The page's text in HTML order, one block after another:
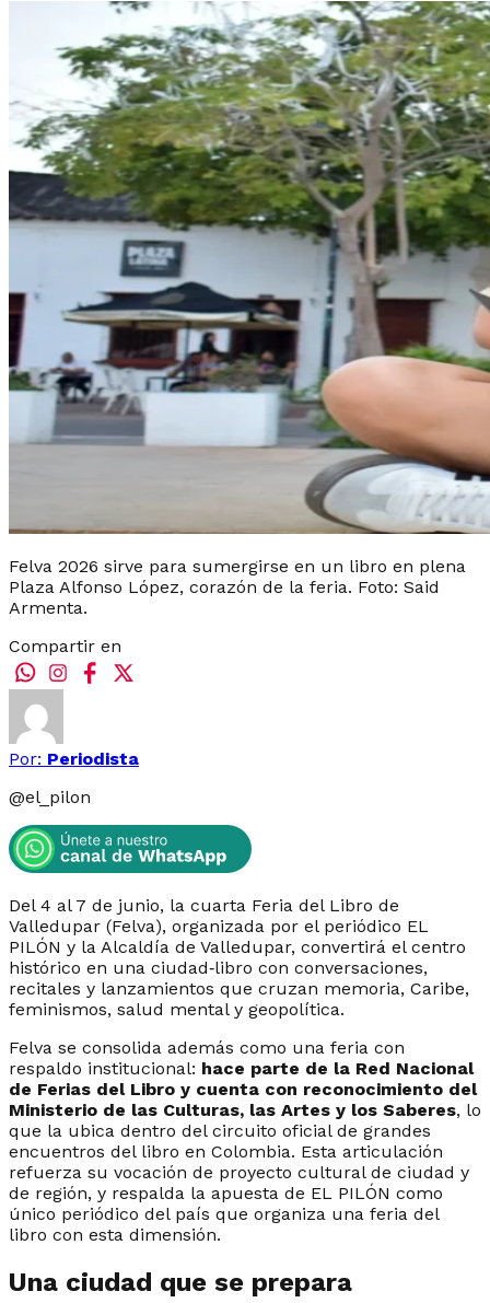
Felva 2026 sirve para sumergirse en un libro en plena
Plaza Alfonso López, corazón de la feria. Foto: Said
Armenta.
Compartir en
Por: Periodista
@el_pilon
Del 4 al 7 de junio, la cuarta Feria del Libro de
Valledupar (Felva), organizada por el periódico EL
PILÓN y la Alcaldía de Valledupar, convertirá el centro
histórico en una ciudad‑libro con conversaciones,
recitales y lanzamientos que cruzan memoria, Caribe,
feminismos, salud mental y geopolítica.
Felva se consolida además como una feria con
respaldo institucional: hace parte de la Red Nacional
de Ferias del Libro y cuenta con reconocimiento del
Ministerio de las Culturas, las Artes y los Saberes, lo
que la ubica dentro del circuito oficial de grandes
encuentros del libro en Colombia. Esta articulación
refuerza su vocación de proyecto cultural de ciudad y
de región, y respalda la apuesta de EL PILÓN como
único periódico del país que organiza una feria del
libro con esta dimensión.
Una ciudad que se prepara